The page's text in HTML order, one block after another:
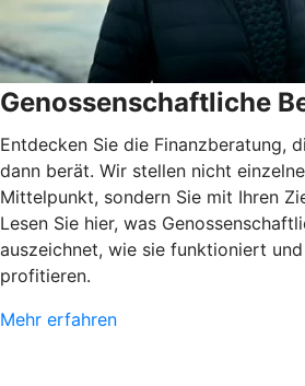
Genossenschaftliche
Entdecken Sie die Finanzberatung,
dann berät. Wir stellen nicht
Mittelpunkt, sondern Sie mit Ihren
Lesen Sie hier, was
auszeichnet, wie sie funktioniert
profitieren.
Mehr erfahren